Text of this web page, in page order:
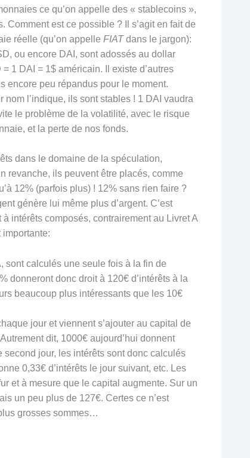
ce qu’on appelle des « stablecoins »,
Comment est ce possible ? Il s’agit en fait de
réelle (qu’on appelle FIATdans le jargon):
ou encore DAI, sont adossés au dollar
1 DAI = 1$ américain. Il existe d’autres
encore peu répandus pour le moment.
nom l’indique, ils sont stables ! 1 DAI vaudra
le problème de la volatilité, avec le risque
et la perte de nos fonds.
dans le domaine de la spéculation,
revanche, ils peuvent être placés, comme
12% (parfois plus) ! 12% sans rien faire ?
génère lui même plus d’argent. C’est
intérêts composés, contrairement au Livret A
sont calculés une seule fois à la fin de
donneront donc droit à 120€ d’intérêts à la
beaucoup plus intéressants que les 10€
jour et viennent s’ajouter au capital de
dit, 1000€ aujourd’hui donnent
second jour, les intérêts sont donc calculés
0,33€ d’intérêts le jour suivant, etc. Les
et à mesure que le capital augmente. Sur un
un peu plus de 127€. Certes ce n’est
grosses sommes…